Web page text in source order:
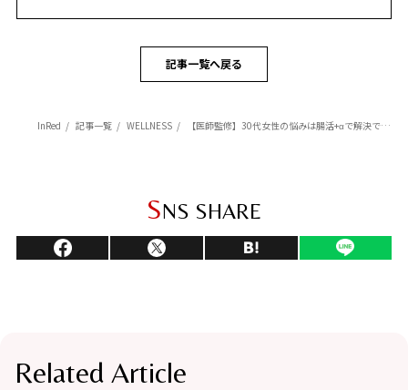
記事一覧へ戻る
InRed 記事一覧 WELLNESS 【医師監修】30代女性の悩みは腸活+αで解決できる！イライラも解消？
SNS SHARE
Related Article